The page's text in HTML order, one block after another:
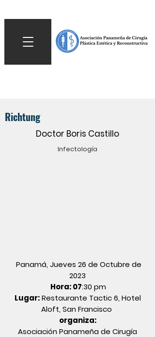
Richtung
Doctor Boris Castillo
Infectología
Panamá, Jueves 26 de Octubre de
2023
Hora: 07:30 pm
Lugar:Restaurante Tactic 6, Hotel
Aloft, San Francisco
organiza:
Asociación Panameña de Cirugía